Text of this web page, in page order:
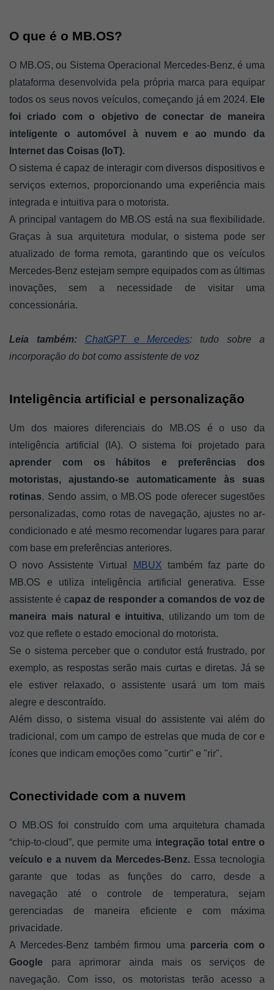
O que é o MB.OS?
O MB.OS, ou Sistema Operacional Mercedes-Benz, é uma
plataforma desenvolvida pela própria marca para equipar
todos os seus novos veículos, começando já em 2024. Ele
foi criado com o objetivo de conectar de maneira
inteligente o automóvel à nuvem e ao mundo da
Internet das Coisas (IoT).
O sistema é capaz de interagir com diversos dispositivos e
serviços externos, proporcionando uma experiência mais
integrada e intuitiva para o motorista.
A principal vantagem do MB.OS está na sua flexibilidade.
Graças à sua arquitetura modular, o sistema pode ser
atualizado de forma remota, garantindo que os veículos
Mercedes-Benz estejam sempre equipados com as últimas
inovações, sem a necessidade de visitar uma
concessionária.
Leia também: ChatGPT e Mercedes: tudo sobre a
incorporação do bot como assistente de voz
Inteligência artificial e personalização
Um dos maiores diferenciais do MB.OS é o uso da
aprender com os hábitos e preferências dos
motoristas, ajustando-se automaticamente às suas
rotinas. Sendo assim, o MB.OS pode oferecer sugestões
personalizadas, como rotas de navegação, ajustes no ar-
condicionado e até mesmo recomendar lugares para parar
com base em preferências anteriores.
O novo Assistente Virtual
MBUX também faz parte do
MB.OS e utiliza inteligência artificial generativa. Esse
assistente é capaz de responder a comandos de voz de
maneira mais natural e intuitiva, utilizando um tom de
voz que reflete o estado emocional do motorista.
Se o sistema perceber que o condutor está frustrado, por
exemplo, as respostas serão mais curtas e diretas. Já se
ele estiver relaxado, o assistente usará um tom mais
alegre e descontraído.
Além disso, o sistema visual do assistente vai além do
tradicional, com um campo de estrelas que muda de cor e
ícones que indicam emoções como "curtir" e "rir".
Conectividade com a nuvem
O MB.OS foi construído com uma arquitetura chamada
“chip-to-cloud”, que permite uma integração total entre o
veículo e a nuvem da Mercedes-Benz. Essa tecnologia
garante que todas as funções do carro, desde a
navegação até o controle de temperatura, sejam
gerenciadas de maneira eficiente e com máxima
privacidade.
A Mercedes-Benz também firmou uma parceria com o
Google para aprimorar ainda mais os serviços de
navegação. Com isso, os motoristas terão acesso a